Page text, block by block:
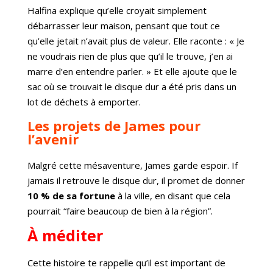
Halfina explique qu’elle croyait simplement
débarrasser leur maison, pensant que tout ce
qu’elle jetait n’avait plus de valeur. Elle raconte : « Je
ne voudrais rien de plus que qu’il le trouve, j’en ai
marre d’en entendre parler. » Et elle ajoute que le
sac où se trouvait le disque dur a été pris dans un
lot de déchets à emporter.
Les projets de James pour
l’avenir
Malgré cette mésaventure, James garde espoir. If
jamais il retrouve le disque dur, il promet de donner
10 % de sa fortuneà la ville, en disant que cela
pourrait “faire beaucoup de bien à la région”.
À méditer
Cette histoire te rappelle qu’il est important de